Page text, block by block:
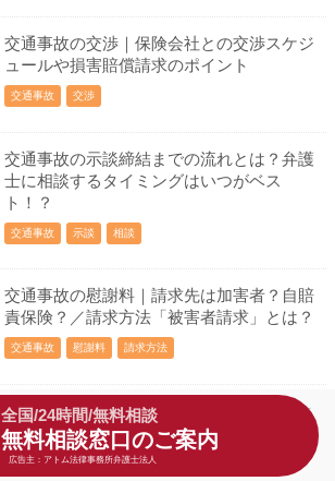
交通事故の交渉｜保険会社との交渉スケジ
ュールや損害賠償請求のポイント
交通事故 交渉
交通事故の示談締結までの流れとは？弁護
士に相談するタイミングはいつがベス
ト！？
交通事故 示談 相談
交通事故の慰謝料｜請求先は加害者？自賠
責保険？／請求方法「被害者請求」とは？
交通事故 慰謝料 請求方法
交通事故の慰謝料交渉の仕方｜保険会社と
適正額で示談をするテクニック
交通事故 慰謝料 交渉の仕方
全国/24時間/無料相談
無料相談窓口のご案内
広告主：アトム法律事務所弁護士法人